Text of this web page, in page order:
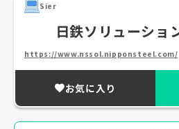
Sier
日鉄ソリューショ
https://www.nssol.nipponsteel.com/
お気に入り